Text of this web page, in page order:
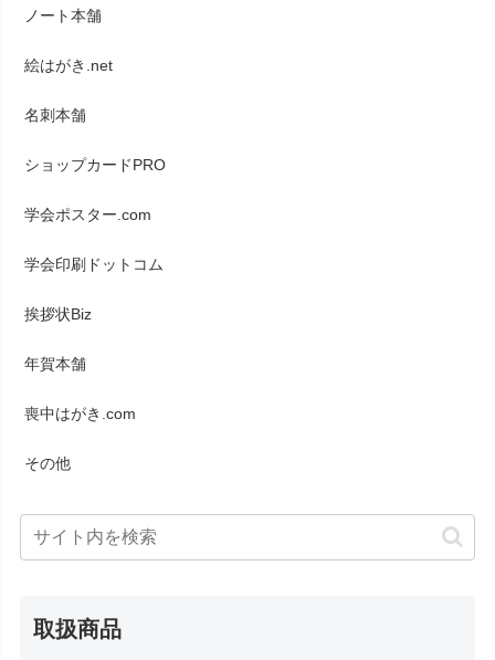
ノート本舗
絵はがき.net
名刺本舗
ショップカードPRO
学会ポスター.com
学会印刷ドットコム
挨拶状Biz
年賀本舗
喪中はがき.com
その他
取扱商品